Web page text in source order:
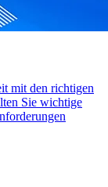
mit den richtigen
Sie wichtige